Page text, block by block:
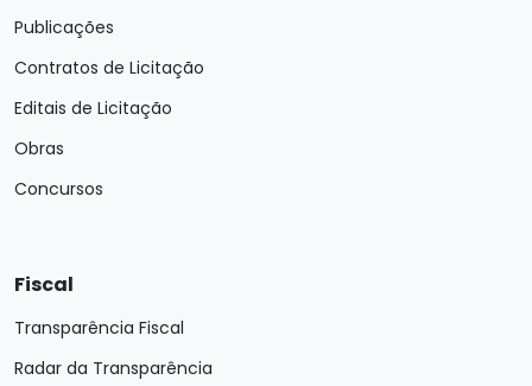
Publicações
Contratos de Licitação
Editais de Licitação
Obras
Concursos
Fiscal
Transparência Fiscal
Radar da Transparência